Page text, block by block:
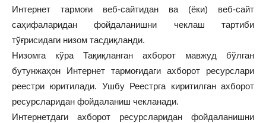
Интернет тармоғи веб-сайтидан ва (ёки) веб-сайт
саҳифаларидан фойдаланишни чеклаш тартиби
тўғрисидаги низом тасдиқланди.
Низомга кўра Тақиқланган ахборот мавжуд бўлган
бутунжаҳон Интернет тармоғидаги ахборот ресурслари
реестри юритилади. Ушбу Реестрга киритилган ахборот
ресурсларидан фойдаланиш чекланади.
Интернетдаги ахборот ресурсларидан фойдаланишни